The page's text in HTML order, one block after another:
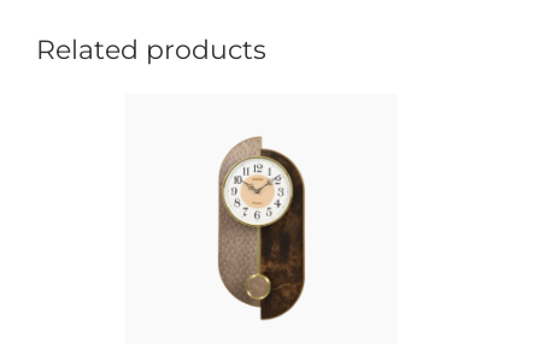
Related products